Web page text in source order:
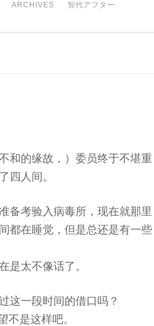
ARCHIVES 智代アフター
和的缘故，）委员终于不堪重
四人间。
备考验入病毒所，现在就那里
都在睡觉，但是总还是有一些
是太不像话了。
这一段时间的借口吗？
不是这样吧。